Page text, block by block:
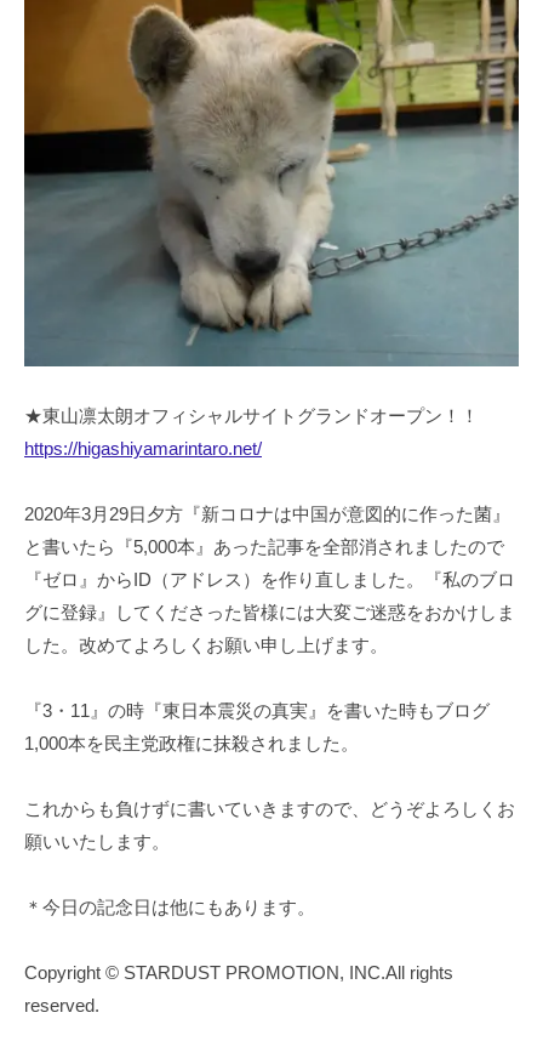
★東山凛太朗オフィシャルサイトグランドオープン！！
https://higashiyamarintaro.net/
2020年3月29日夕方『新コロナは中国が意図的に作った菌』
と書いたら『5,000本』あった記事を全部消されましたので
『ゼロ』からID（アドレス）を作り直しました。『私のブロ
グに登録』してくださった皆様には大変ご迷惑をおかけしま
した。改めてよろしくお願い申し上げます。
『3・11』の時『東日本震災の真実』を書いた時もブログ
1,000本を民主党政権に抹殺されました。
これからも負けずに書いていきますので、どうぞよろしくお
願いいたします。
＊今日の記念日は他にもあります。
Copyright © STARDUST PROMOTION, INC.All rights
reserved.